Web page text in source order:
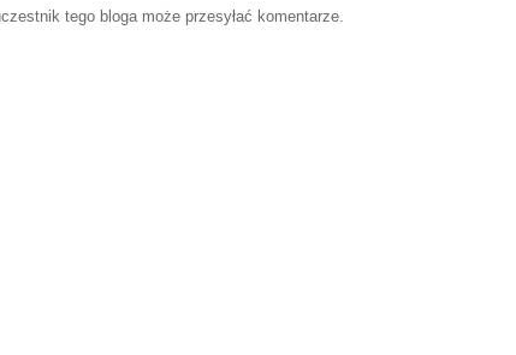
tego bloga może przesyłać komentarze.